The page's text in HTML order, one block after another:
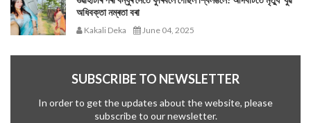
অধিবক্তা নম্ৰতা বৰা
Kakali Deka June 04, 2025
SUBSCRIBE TO NEWSLETTER
In order to get the updates about the website, please
subscribe to our newsletter.